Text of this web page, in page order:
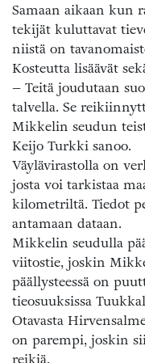
Samaan aikaan kun
tekijät kuluttavat
niistä on
Kosteutta lisäävät
– Teitä joudutaan
talvella. Se
Mikkelin seudun
Keijo Turkki sanoo.
Väylävirastolla on
josta voi tarkistaa
kilometriltä. Tiedot
antamaan dataan.
Mikkelin seudulla
viitostie, joskin
päällysteessä on
tieosuuksissa
Otavasta
on parempi, joskin